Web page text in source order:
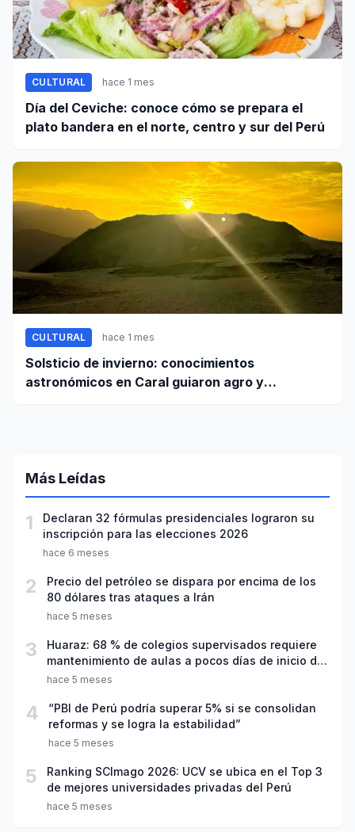
CULTURAL hace 1 mes
Día del Ceviche: conoce cómo se prepara el
plato bandera en el norte, centro y sur del Perú
CULTURAL hace 1 mes
Solsticio de invierno: conocimientos
astronómicos en Caral guiaron agro y
Más Leídas
1
Declaran 32 fórmulas presidenciales lograron su
inscripción para las elecciones 2026
hace 6 meses
2
Precio del petróleo se dispara por encima de los
80 dólares tras ataques a Irán
hace 5 meses
3
Huaraz: 68 % de colegios supervisados requiere
mantenimiento de aulas a pocos días de inicio del
año escolar 2026
hace 5 meses
4
“PBI de Perú podría superar 5% si se consolidan
reformas y se logra la estabilidad”
hace 5 meses
5
Ranking SCImago 2026: UCV se ubica en el Top 3
de mejores universidades privadas del Perú
hace 5 meses